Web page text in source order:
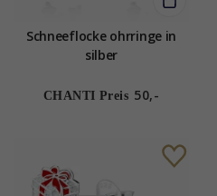
Schneeflocke ohrringe in
silber
CHANTI Preis 50,-